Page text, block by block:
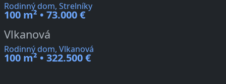
Rodinný dom, Strelníky
100 m² • 73.000 €
Vlkanová
Rodinný dom, Vlkanová
100 m² • 322.500 €